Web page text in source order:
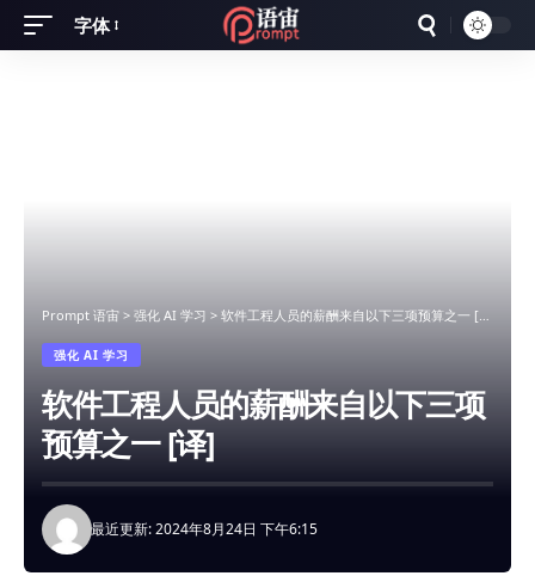
Font
字体
Prompt 语宙 > 强化 AI 学习 > 软件工程人员的薪酬来自以下三项预算之一 [译]
强化 AI 学习
软件工程人员的薪酬来自以下三项
预算之一 [译]
最近更新: 2024年8月24日 下午6:15